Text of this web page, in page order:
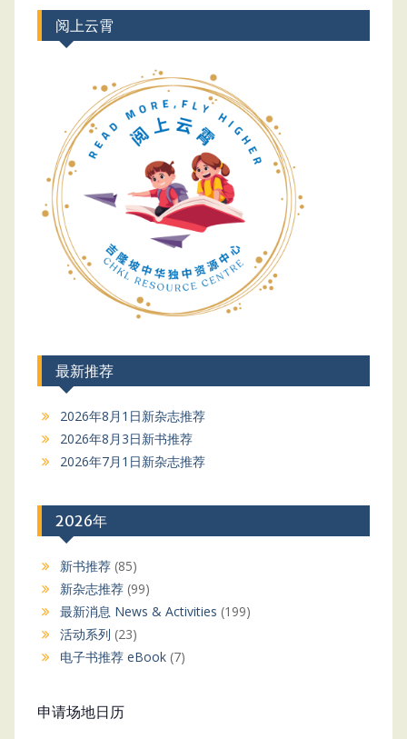
阅上云霄
最新推荐
2026年8月1日新杂志推荐
2026年8月3日新书推荐
2026年7月1日新杂志推荐
2026年
新书推荐(85)
新杂志推荐(99)
最新消息 News & Activities (199)
活动系列 (23)
电子书推荐 eBook(7)
申请场地日历